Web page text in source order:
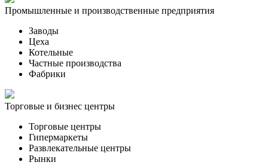
Промышленные и производственные предприятия
Заводы
Цеха
Котельные
Частные производства
Фабрики
Торговые и бизнес центры
Торговые центры
Гипермаркеты
Развлекательные центры
Рынки